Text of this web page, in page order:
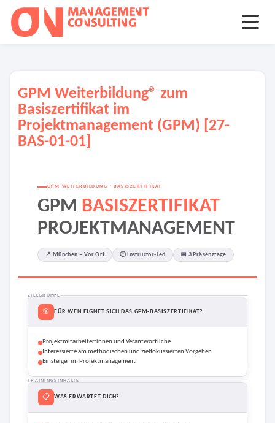
GPM Weiterbildung® zum
Basiszertifikat im
Projektmanagement (GPM) [27-
BAS-01-01]
GPM WEITERBILDUNG · BASISZERTIFIKAT
GPM BASISZERTIFIKAT
PROJEKTMANAGEMENT
📍 München – Vor Ort 🕐 Instructor-Led 📅 3 Präsenztage
ZIELGRUPPE
🎯 FÜR WEN EIGNET SICH DAS GPM-BASISZERTIFIKAT?
Projektmitarbeiter:innen und Verantwortliche
Interessierte am methodischen und zielfokussierten Vorgehen
Einsteiger im Projektmanagement
TRAININGSINHALTE
📋 WAS ERWARTET DICH?